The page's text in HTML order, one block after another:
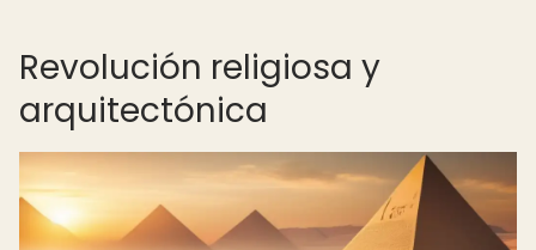
Revolución religiosa y
arquitectónica